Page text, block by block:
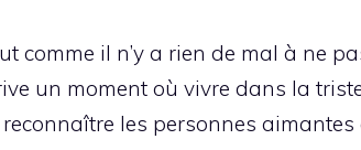
comme il n’y a rien de mal à ne
un moment où vivre dans la
les personnes